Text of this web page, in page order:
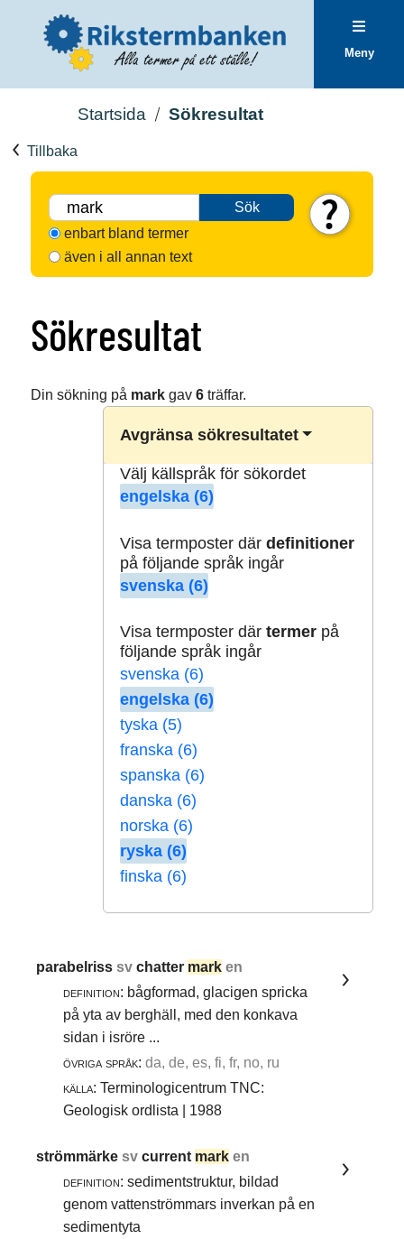
Meny
Startsida Sökresultat
Tillbaka
Sök
enbart bland termer
även i all annan text
Sökresultat
Din sökning på markgav 6träffar.
Avgränsa sökresultatet
Välj källspråk för sökordet
engelska (6)
Visa termposter där definitioner
på följande språk ingår
svenska (6)
Visa termposter där termerpå
följande språk ingår
svenska (6)
engelska (6)
tyska (5)
franska (6)
spanska (6)
danska (6)
norska (6)
ryska (6)
finska (6)
parabelrisssvchatter mark en
definition: bågformad, glacigen spricka
på yta av berghäll, med den konkava
sidan i isröre ...
övriga språk: da, de, es, fi, fr, no, ru
källa: Terminologicentrum TNC:
Geologisk ordlista | 1988
strömmärkesvcurrent mark en
definition: sedimentstruktur, bildad
genom vattenströmmars inverkan på en
sedimentyta